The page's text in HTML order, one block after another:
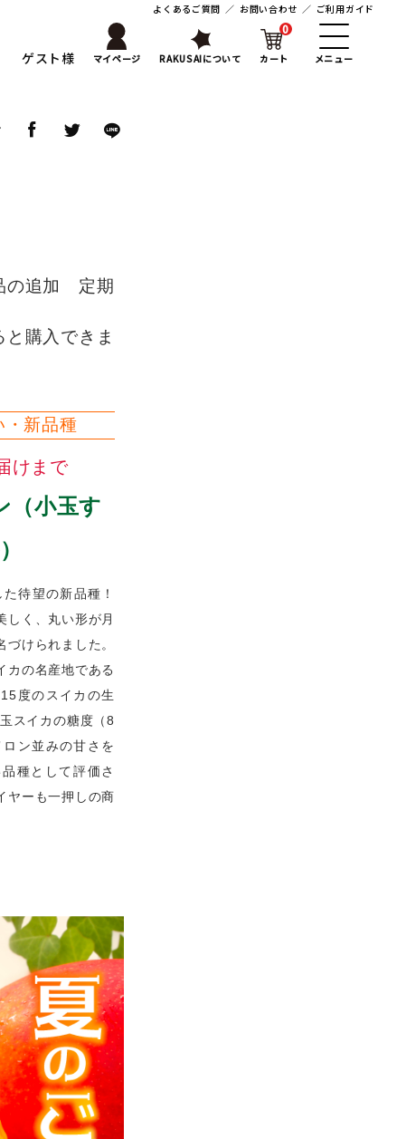
よくあるご質問 ／ お問い合わせ ／ ご利用ガイド
ゲスト様 マイページ RAKUSAIについて カート
0
メニュー
の追加 定期
購入できま
・新品種
けまで
（小玉す
待望の新品種！
しく、丸い形が月
けられました。
カの名産地である
度のスイカの生
スイカの糖度（8
ン並みの甘さを
種として評価さ
ヤーも一押しの商